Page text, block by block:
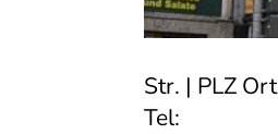
Str. | PLZ Ort
Tel: